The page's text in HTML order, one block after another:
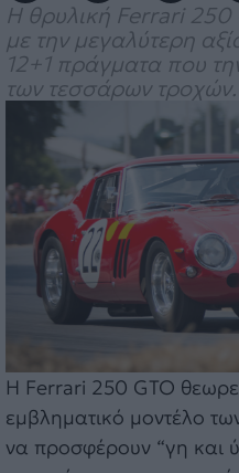
Η θρυλική Ferrari 250
με την μεγαλύτερη
12+1 πράγματα που
των τεσσάρων τροχών.
Η Ferrari 250 GTO
εμβληματικό μοντέλο
να προσφέρουν “γη και